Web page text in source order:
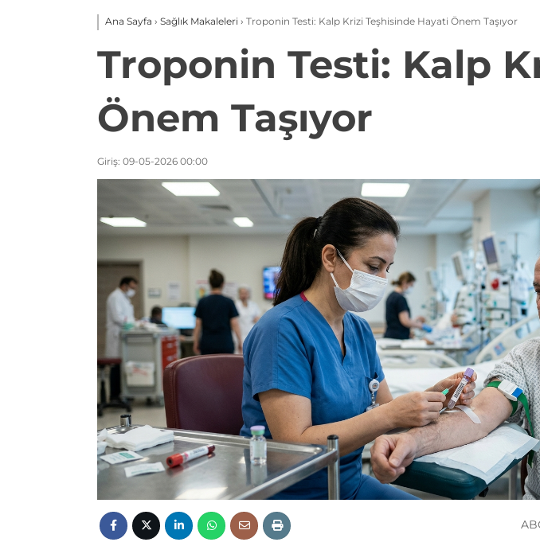
Ana Sayfa › Sağlık Makaleleri › Troponin Testi: Kalp Krizi Teşhisinde Hayati Önem Taşıyor
Troponin Testi: Kalp
Önem Taşıyor
Giriş: 09-05-2026 00:00